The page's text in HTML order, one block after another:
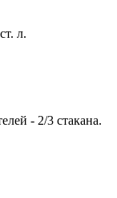
л.
- 2/3 стакана.